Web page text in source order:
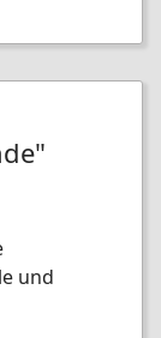
und